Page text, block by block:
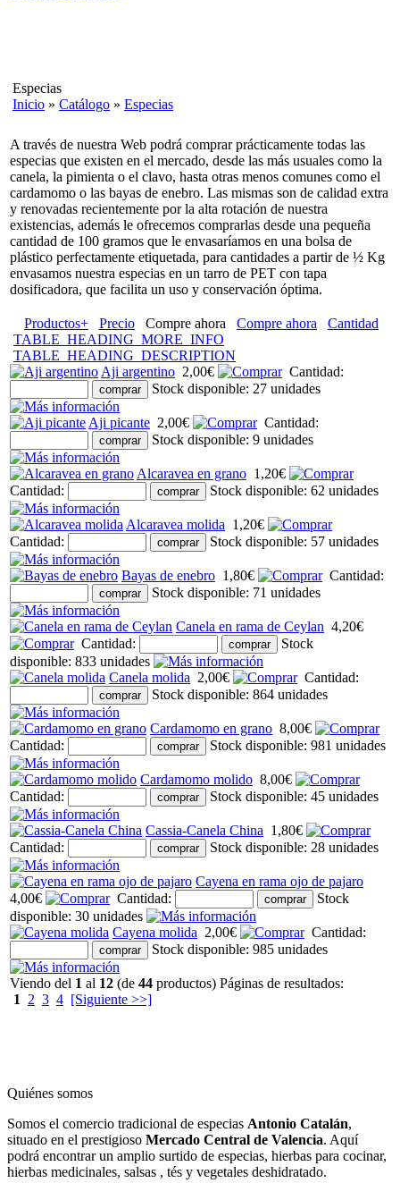
Especias
Inicio » Catálogo » Especias
A través de nuestra Web podrá comprar prácticamente todas las
especias que existen en el mercado, desde las más usuales como la
canela, la pimienta o el clavo, hasta otras menos comunes como el
cardamomo o las bayas de enebro. Las mismas son de calidad extra
y renovadas recientemente por la alta rotación de nuestra
existencias, además le ofrecemos comprarlas desde una pequeña
cantidad de 100 gramos que le envasaríamos en una bolsa de
plástico perfectamente etiquetada, para cantidades a partir de ½ Kg
envasamos nuestra especias en un tarro de PET con tapa
dosificadora, que facilita un uso y conservación óptima.
Productos+ Precio Compre ahora Compre ahora
Cantidad
TABLE_HEADING_MORE_INFO
TABLE_HEADING_DESCRIPTION
Aji argentino 2,00€
Cantidad:
Stock disponible: 27 unidades
Aji picante 2,00€
Cantidad:
Stock disponible: 9 unidades
Alcaravea en grano 1,20€
Cantidad:
Stock disponible: 62 unidades
Alcaravea molida 1,20€
Cantidad:
Stock disponible: 57 unidades
Bayas de enebro 1,80€
Cantidad:
Stock disponible: 71 unidades
Canela en rama de Ceylan 4,20€
Cantidad:
Stock
disponible: 833 unidades
Canela molida 2,00€
Cantidad:
Stock disponible: 864 unidades
Cardamomo en grano 8,00€
Cantidad:
Stock disponible: 981 unidades
Cardamomo molido 8,00€
Cantidad:
Stock disponible: 45 unidades
Cassia-Canela China 1,80€
Cantidad:
Stock disponible: 28 unidades
Cayena en rama ojo de pajaro
4,00€
Cantidad:
Stock
disponible: 30 unidades
Cayena molida 2,00€
Cantidad:
Stock disponible: 985 unidades
Viendo del 1 al 12 (de 44 productos) Páginas de resultados:
1
2 3 4 [Siguiente >>]
Quiénes somos
Somos el comercio tradicional de especias Antonio Catalán,
situado en el prestigioso Mercado Central de Valencia. Aquí
podrá encontrar un amplio surtido de especias, hierbas para cocinar,
hierbas medicinales, salsas , tés y vegetales deshidratado.